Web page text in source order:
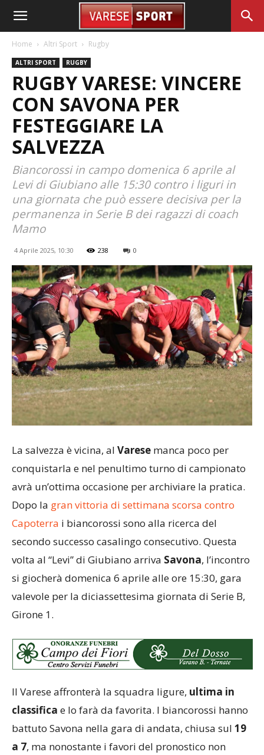
Home Altri Sport Rugby
ALTRI SPORT RUGBY
RUGBY VARESE: VINCERE
CON SAVONA PER
FESTEGGIARE LA
SALVEZZA
Biancorossi in campo domenica 6 aprile al
Levi di Giubiano alle 15:30 contro i liguri in
una giornata che può essere decisiva per la
permanenza in Serie B dei ragazzi di coach
Mamo
4 Aprile 2025, 10:30 238 0
La salvezza è vicina, al Varese manca poco per
conquistarla e nel penultimo turno di campionato
avrà un’ottima occasione per archiviare la pratica.
Dopo la gran vittoria di settimana scorsa contro
Capoterra i biancorossi sono alla ricerca del
secondo successo casalingo consecutivo. Questa
volta al “Levi” di Giubiano arriva Savona, l’incontro
si giocherà domenica 6 aprile alle ore 15:30, gara
valevole per la diciassettesima giornata di Serie B,
Girone 1.
Il Varese affronterà la squadra ligure, ultima in
classifica e lo farà da favorita. I biancorossi hanno
battuto Savona nella gara di andata, chiusa sul 19
a 7, ma nonostante i favori del pronostico non